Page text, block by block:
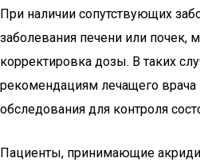
При наличии сопутствующих
заболевания печени или почек,
корректировка дозы. В таких
рекомендациям лечащего врача
обследования для контроля
Пациенты, принимающие